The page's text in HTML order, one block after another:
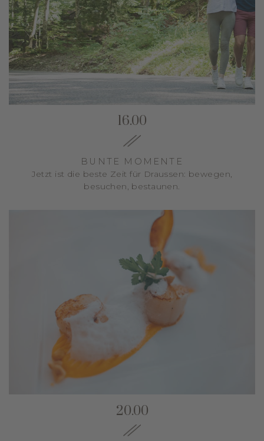
16.00
BUNTE MOMENTE
Jetzt ist die beste Zeit für Draussen: bewegen,
besuchen, bestaunen.
20.00